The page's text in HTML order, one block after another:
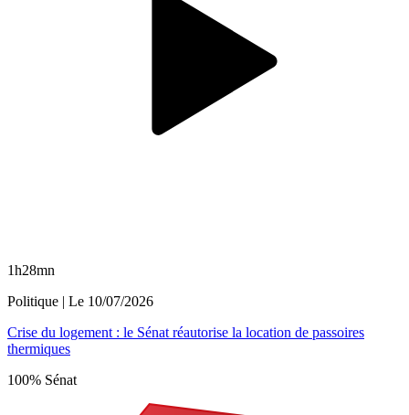
1h28mn
Politique | Le 10/07/2026
Crise du logement : le Sénat réautorise la location de passoires
thermiques
100% Sénat